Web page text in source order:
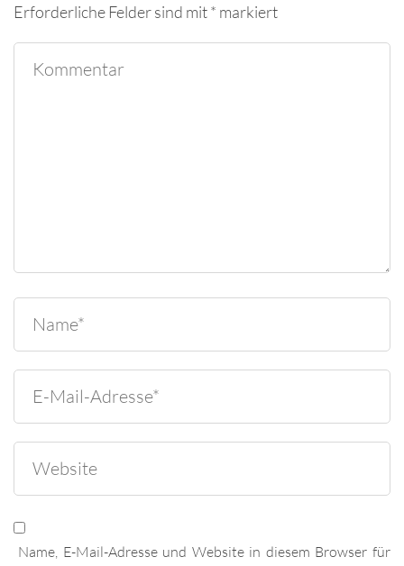
Erforderliche Felder sind mit* markiert
Name, E-Mail-Adresse und Website in diesem Browser für